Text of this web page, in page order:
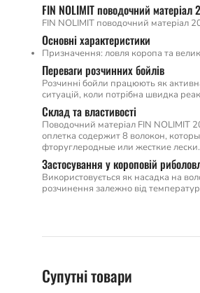
FIN NOLIMIT поводочний
FIN NOLIMIT поводочний матеріал
Основні характеристики
Призначення: ловля коропа та
Переваги розчинних бойлів
Розчинні бойли працюють як
ситуацій, коли потрібна швидка
Склад та властивості
Поводочний матеріал FIN NOLIMIT
оплетка содержит 8 волокон,
фторуглеродные или жесткие
Застосування у короповій
Використовується як насадка на
розчинення залежно від
Супутні товари